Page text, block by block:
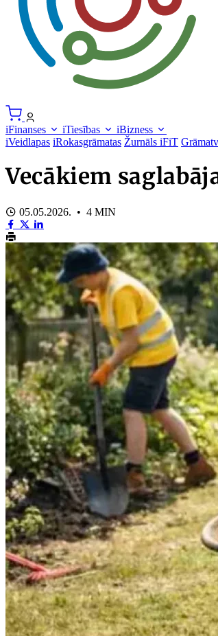
iFinanses iTiesības
iBizness
iVeidlapas iRokasgrāmatas Žurnāls iFiT
Vecākiem
05.05.2026. • 4 MIN